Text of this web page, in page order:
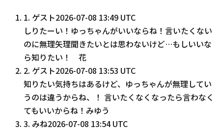
1. ゲスト2026-07-08 13:49 UTC
しりたーい！ゆっちゃんがいいならね！言いたくない
のに無理矢理聞きたいとは思わないけど…もしいいな
ら知りたい！ 花
2. ゲスト2026-07-08 13:53 UTC
知りたい気持ちはあるけど、ゆっちゃんが無理してい
うのは違うからね、！ 言いたくなくなったら言わなく
てもいいからね！みゆう
3. みね2026-07-08 13:54 UTC